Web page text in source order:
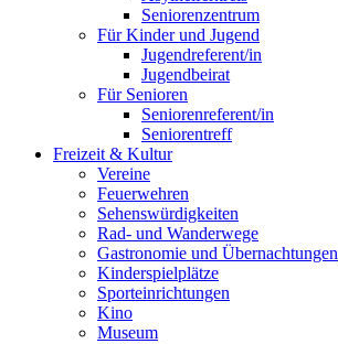
Seniorenzentrum
Für Kinder und Jugend
Jugendreferent/in
Jugendbeirat
Für Senioren
Seniorenreferent/in
Seniorentreff
Freizeit & Kultur
Vereine
Feuerwehren
Sehenswürdigkeiten
Rad- und Wanderwege
Gastronomie und Übernachtungen
Kinderspielplätze
Sporteinrichtungen
Kino
Museum